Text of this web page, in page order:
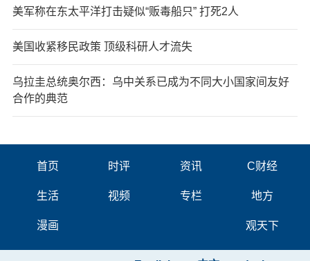
美军称在东太平洋打击疑似“贩毒船只” 打死2人
美国收紧移民政策 顶级科研人才流失
乌拉圭总统奥尔西：乌中关系已成为不同大小国家间友好
合作的典范
首页 时评 资讯 C财经
生活 视频 专栏 地方
漫画 观天下